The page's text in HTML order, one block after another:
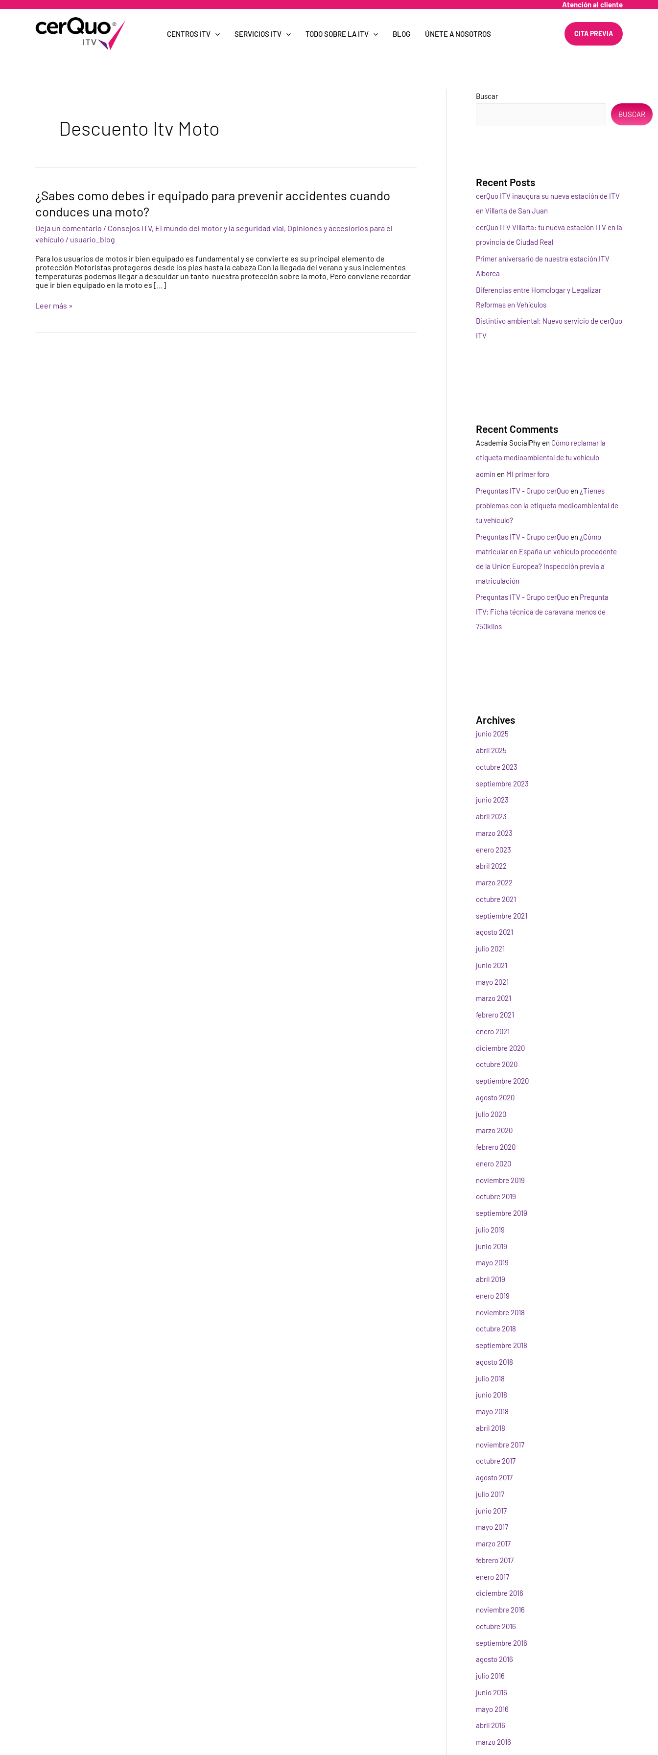
Atención al cliente
CENTROS ITV SERVICIOS ITV TODO SOBRE LA ITV BLOG ÚNETE A NOSOTROS CITA PREVIA
Descuento Itv Moto
¿Sabes como debes ir equipado para prevenir accidentes cuando
conduces una moto?
Deja un comentario / Consejos ITV, El mundo del motor y la seguridad vial, Opiniones y accesiorios para el
vehículo / usuario_blog
Para los usuarios de motos ir bien equipado es fundamental y se convierte es su principal elemento de
protección Motoristas protegeros desde los pies hasta la cabeza Con la llegada del verano y sus inclementes
temperaturas podemos llegar a descuidar un tanto nuestra protección sobre la moto. Pero conviene recordar
que ir bien equipado en la moto es […]
¿Sabes
como
debes
ir
equipado
para
prevenir
cuando
conduces
una
moto?
Leer más »
Buscar
BUSCAR
Recent Posts
cerQuo ITV inaugura su nueva estación de ITV
en Villarta de San Juan
cerQuo ITV Villarta: tu nueva estación ITV en la
provincia de Ciudad Real
Primer aniversario de nuestra estación ITV
Alborea
Diferencias entre Homologar y Legalizar
Reformas en Vehículos
Distintivo ambiental: Nuevo servicio de cerQuo
ITV
Recent Comments
Academia SocialPhy en Cómo reclamar la
etiqueta medioambiental de tu vehículo
admin en MI primer foro
Preguntas ITV - Grupo cerQuo en ¿Tienes
problemas con la etiqueta medioambiental de
tu vehículo?
Preguntas ITV - Grupo cerQuo en ¿Cómo
matricular en España un vehículo procedente
de la Unión Europea? Inspección previa a
matriculación
Preguntas ITV - Grupo cerQuo en Pregunta
ITV: Ficha técnica de caravana menos de
750kilos
Archives
junio 2025
abril 2025
octubre 2023
septiembre 2023
junio 2023
abril 2023
marzo 2023
enero 2023
abril 2022
marzo 2022
octubre 2021
septiembre 2021
agosto 2021
julio 2021
junio 2021
mayo 2021
marzo 2021
febrero 2021
enero 2021
diciembre 2020
octubre 2020
septiembre 2020
agosto 2020
julio 2020
marzo 2020
febrero 2020
enero 2020
noviembre 2019
octubre 2019
septiembre 2019
julio 2019
junio 2019
mayo 2019
abril 2019
enero 2019
noviembre 2018
octubre 2018
septiembre 2018
agosto 2018
julio 2018
junio 2018
mayo 2018
abril 2018
noviembre 2017
octubre 2017
agosto 2017
julio 2017
junio 2017
mayo 2017
marzo 2017
febrero 2017
enero 2017
diciembre 2016
noviembre 2016
octubre 2016
septiembre 2016
agosto 2016
julio 2016
junio 2016
mayo 2016
abril 2016
marzo 2016